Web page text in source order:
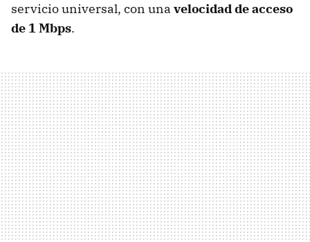
servicio universal, con una velocidad de acceso
de 1 Mbps.